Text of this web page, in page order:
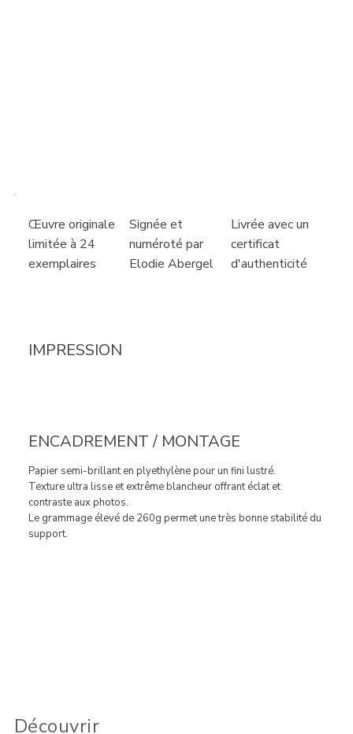
Découvrir
Œuvre originale
limitée à 24
exemplaires
Signée et
numéroté par
Elodie Abergel
Livrée avec un
certificat
d'authenticité
IMPRESSION
ENCADREMENT / MONTAGE
Papier semi-brillant en plyethylène pour un fini lustré.
Texture ultra lisse et extrême blancheur offrant éclat et
contraste aux photos.
Le grammage élevé de 260g permet une très bonne stabilité du
support.